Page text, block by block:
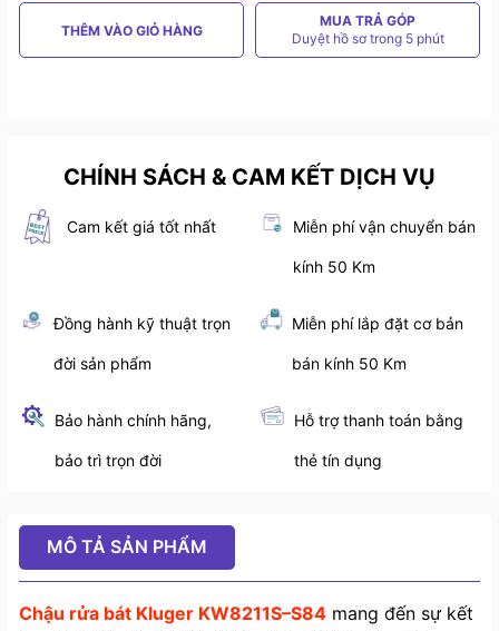
THÊM VÀO GIỎ HÀNG
MUA TRẢ GÓP
Duyệt hồ sơ trong 5 phút
CHÍNH SÁCH & CAM KẾT DỊCH VỤ
Cam kết giá tốt nhất Miễn phí vận chuyển bán
kính 50 Km
Đồng hành kỹ thuật trọn
đời sản phẩm
Miễn phí lắp đặt cơ bản
bán kính 50 Km
Bảo hành chính hãng,
bảo trì trọn đời
Hỗ trợ thanh toán bằng
thẻ tín dụng
MÔ TẢ SẢN PHẨM
Chậu rửa bát Kluger KW8211S–S84 mang đến sự kết